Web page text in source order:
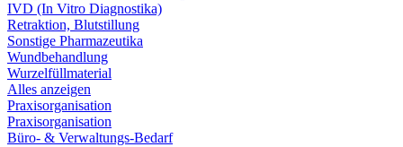
IVD (In Vitro Diagnostika)
Retraktion, Blutstillung
Sonstige Pharmazeutika
Wundbehandlung
Wurzelfüllmaterial
Alles anzeigen
Praxisorganisation
Praxisorganisation
Büro- & Verwaltungs-Bedarf